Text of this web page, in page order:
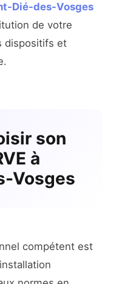
Dié-des-Vosges
de votre
dispositifs et
son
à
Vosges
compétent est